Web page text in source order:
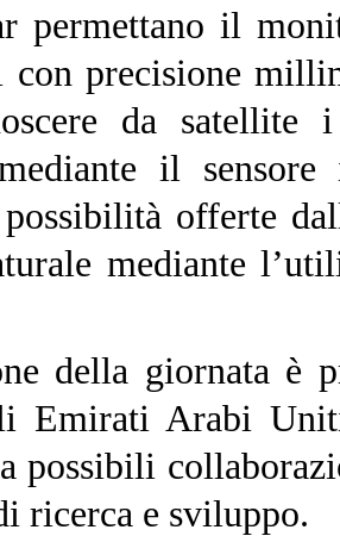
permettano il
precisione
da
il
offerte
mediante
della giornata è
Emirati Arabi
possibili
ricerca e sviluppo.